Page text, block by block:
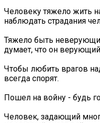
Человеку тяжело жить
наблюдать страдания
Тяжело быть
думает, что он
Чтобы любить врагов
всегда спорят.
Пошел на войну - будь
Человек, задающий